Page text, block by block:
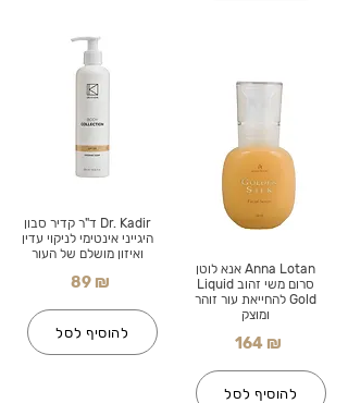
Dr. Kadir ד"ר קדיר סבון
היגייני אינטימי לניקוי עדין
ואיזון מושלם של העור
89 ₪
להוסיף לסל
Anna Lotan אנא לוטן
סרום משי זהוב Liquid
Gold להחייאת עור זוהר
ומוצק
164 ₪
להוסיף לסל